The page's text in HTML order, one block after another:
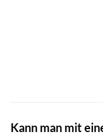
Kann man mit